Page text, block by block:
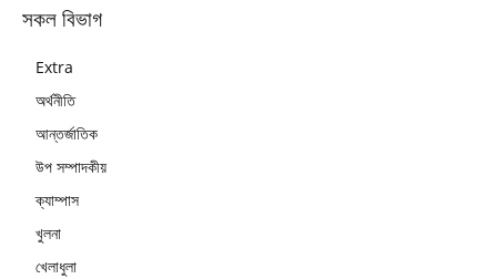
সকল বিভাগ
Extra
অর্থনীতি
আন্তর্জাতিক
উপ সম্পাদকীয়
ক্যাম্পাস
খুলনা
খেলাধুলা